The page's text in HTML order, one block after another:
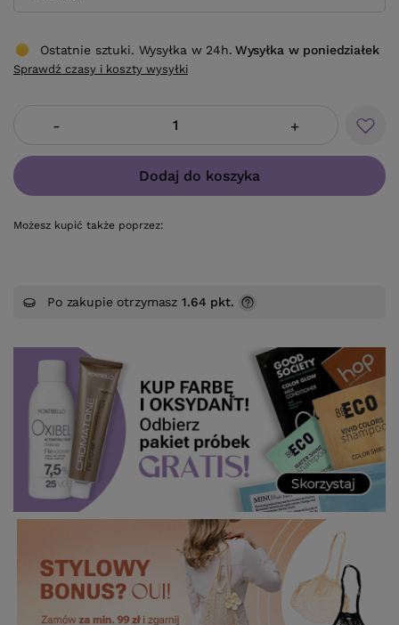
- +
Dodaj do koszyka
Możesz kupić także poprzez:
Ostatnie sztuki. Wysyłka w 24h. Wysyłka w poniedziałek
Sprawdź czasy i koszty wysyłki
Po zakupie otrzymasz1.64 pkt.